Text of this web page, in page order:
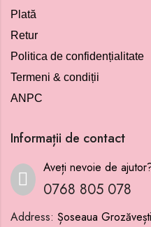
Plată
Retur
Politica de confidențialitate
Termeni & condiții
ANPC
Informații de contact
Aveți nevoie de
0768 805 078
Address: Șoseaua